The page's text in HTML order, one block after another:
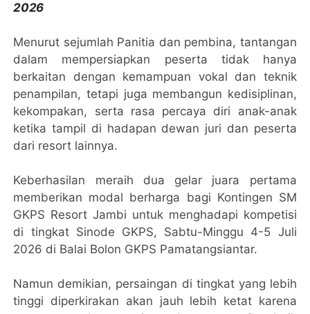
2026
Menurut sejumlah Panitia dan pembina, tantangan
dalam mempersiapkan peserta tidak hanya
berkaitan dengan kemampuan vokal dan teknik
penampilan, tetapi juga membangun kedisiplinan,
kekompakan, serta rasa percaya diri anak-anak
ketika tampil di hadapan dewan juri dan peserta
dari resort lainnya.
Keberhasilan meraih dua gelar juara pertama
memberikan modal berharga bagi Kontingen SM
GKPS Resort Jambi untuk menghadapi kompetisi
di tingkat Sinode GKPS, Sabtu-Minggu 4-5 Juli
2026 di Balai Bolon GKPS Pamatangsiantar.
Namun demikian, persaingan di tingkat yang lebih
tinggi diperkirakan akan jauh lebih ketat karena